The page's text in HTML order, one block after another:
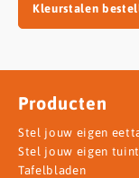
Kleurstalen
Producten
Stel jouw eigen
Stel jouw eigen
Tafelbladen